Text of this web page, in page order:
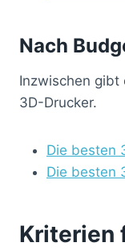
Nach
Inzwischen gibt
3D-Drucker.
Die besten
Die besten
Kriterien